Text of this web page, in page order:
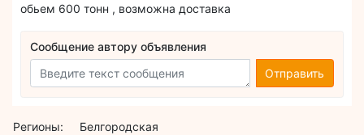
обьем 600 тонн , возможна доставка
Сообщение автору объявления
Отправить
Регионы:
Белгородская